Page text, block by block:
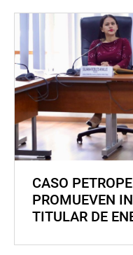
CASO
PROMUEVEN
TITULAR DE